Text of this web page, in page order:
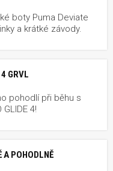
boty Puma Deviate
a krátké závody.
GRVL
pohodlí při běhu s
4!
A POHODLNĚ